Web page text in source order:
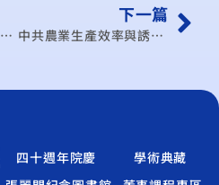
中共經濟建設的戰略與佈局
下一篇
中共農業生產效率與誘因之研討：實例說明
四十週年院慶
學術典藏